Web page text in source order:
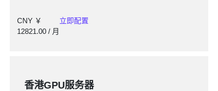
CNY ￥
12821.00 / 月
立即配置
香港GPU服务器